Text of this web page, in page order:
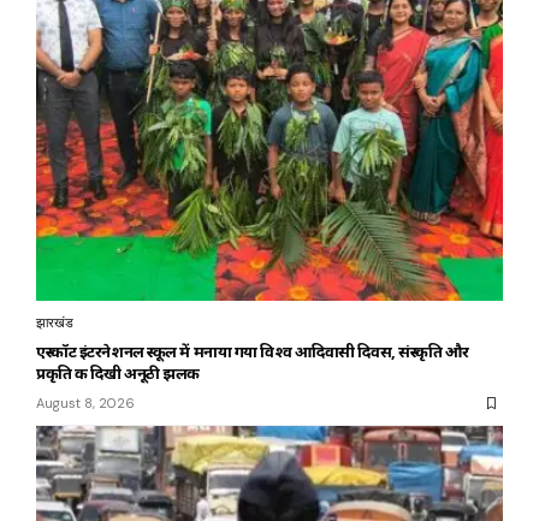
झारखंड
एस्कॉट इंटरनेशनल स्कूल में मनाया गया विश्व आदिवासी दिवस, संस्कृति और
प्रकृति की दिखी अनूठी झलक
August 8, 2026